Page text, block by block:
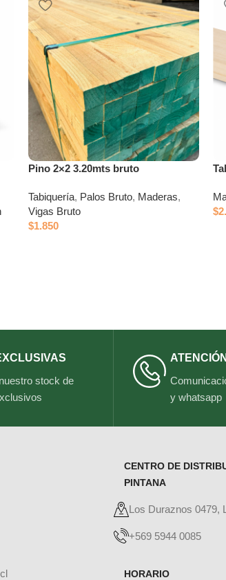
Pino 2×2 3.20mts bruto
Tabiquería, Palos Bruto, Maderas,
Vigas Bruto
$1.850
$
stock de
y whatsapp
CENTRO DE
PINTANA
Los Duraznos 0479,
+569 5944 0085
HORARIO